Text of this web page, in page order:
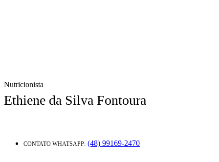
Nutricionista
Ethiene da Silva Fontoura
CONTATO WHATSAPP: (48) 99169-2470